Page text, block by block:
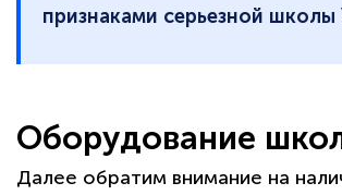
признаками серьезной школы
Оборудование
Далее обратим внимание на